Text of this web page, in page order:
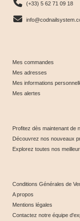
(+33) 5 62 71 09 18
Mes commandes
Mes adresses
Mes informations
Mes alertes
Profitez dès maintenant de
Découvrez nos nouveaux
Explorez toutes nos
Conditions Générales de
A propos
Mentions légales
Contactez notre équipe